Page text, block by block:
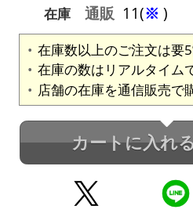
在庫
通販 11(※ )
在庫数以上のご注文は要
在庫の数はリアルタイム
店舗の在庫を通信販売で
カートに入れ